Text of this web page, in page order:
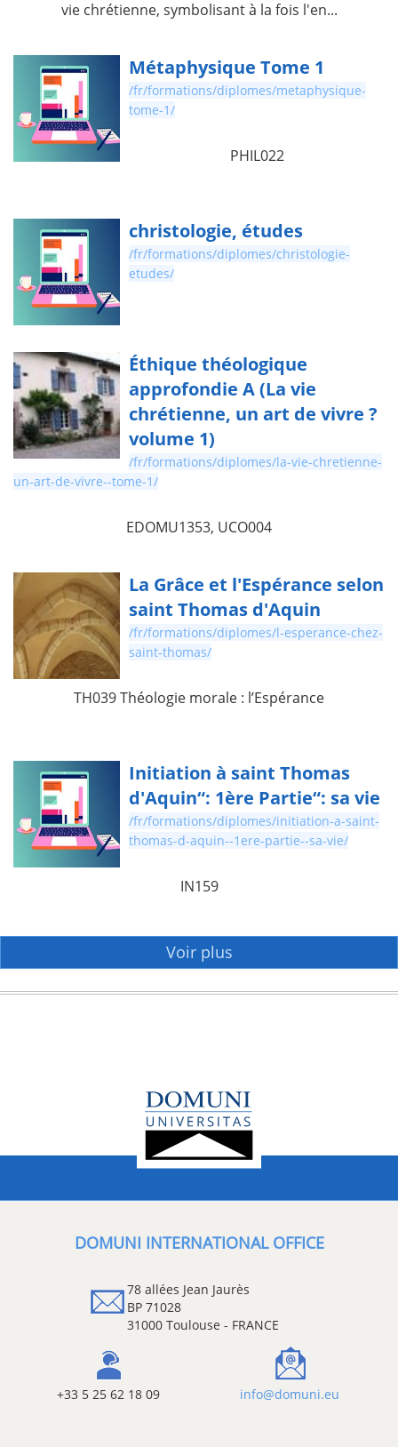
vie chrétienne, symbolisant à la fois l'en...
Métaphysique Tome 1
/fr/formations/diplomes/metaphysique-
tome-1/
PHIL022
christologie, études
/fr/formations/diplomes/christologie-
etudes/
Éthique théologique
approfondie A (La vie
chrétienne, un art de vivre ?
volume 1)
/fr/formations/diplomes/la-vie-chretienne-
un-art-de-vivre--tome-1/
EDOMU1353, UCO004
La Grâce et l'Espérance selon
saint Thomas d'Aquin
/fr/formations/diplomes/l-esperance-chez-
saint-thomas/
TH039 Théologie morale : l’Espérance
Initiation à saint Thomas
d'Aquin“: 1ère Partie“: sa vie
/fr/formations/diplomes/initiation-a-saint-
thomas-d-aquin--1ere-partie--sa-vie/
IN159
Voir plus
DOMUNI INTERNATIONAL OFFICE
78 allées Jean Jaurès
BP 71028
31000 Toulouse - FRANCE
+33 5 25 62 18 09 info@domuni.eu